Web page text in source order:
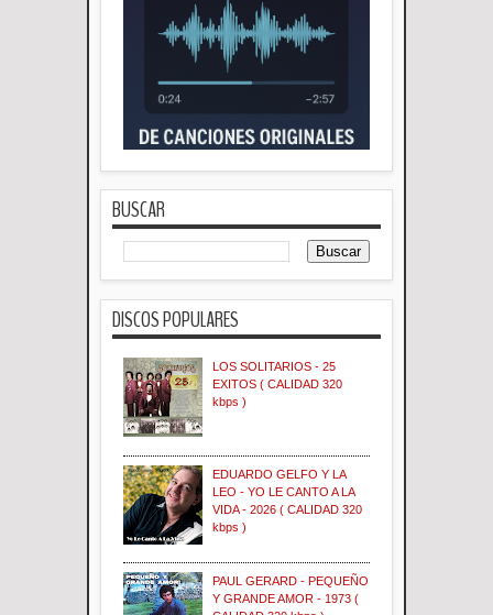
BUSCAR
DISCOS POPULARES
LOS SOLITARIOS - 25
EXITOS ( CALIDAD 320
kbps )
EDUARDO GELFO Y LA
LEO - YO LE CANTO A LA
VIDA - 2026 ( CALIDAD 320
kbps )
PAUL GERARD - PEQUEÑO
Y GRANDE AMOR - 1973 (